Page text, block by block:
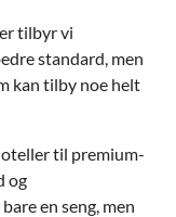
tilbyr vi
standard, men
kan tilby noe helt
til premium-
og
en seng, men